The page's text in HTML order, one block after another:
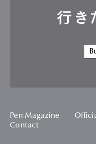
行き
Pen Magazine
Contact